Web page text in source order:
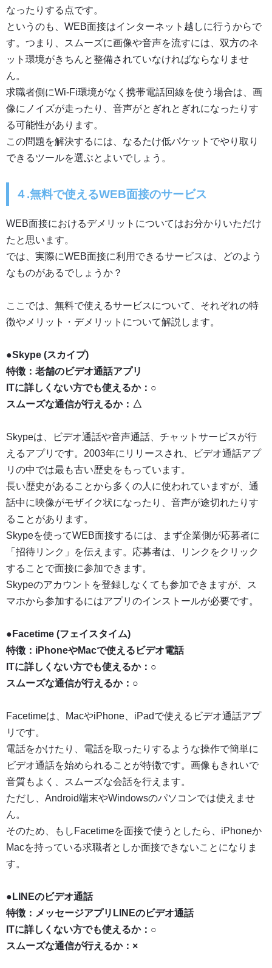
なったりする点です。
というのも、WEB面接はインターネット越しに行うからで
す。つまり、スムーズに画像や音声を流すには、双方のネ
ット環境がきちんと整備されていなければならなりませ
ん。
求職者側にWi-Fi環境がなく携帯電話回線を使う場合は、画
像にノイズが走ったり、音声がとぎれとぎれになったりす
る可能性があります。
この問題を解決するには、なるたけ低パケットでやり取り
できるツールを選ぶとよいでしょう。
４.無料で使えるWEB面接のサービス
WEB面接におけるデメリットについてはお分かりいただけ
たと思います。
では、 実際にWEB面接に利用できるサービスは、どのよう
なものがあるでしょうか？
ここでは、無料で使えるサービスについて、それぞれの特
徴やメリット・デメリットについて解説します。
●Skype (スカイプ)
特徴：老舗のビデオ通話アプリ
ITに詳しくない方でも使えるか：○
スムーズな通信が行えるか：△
Skypeは、ビデオ通話や音声通話、チャットサービスが行
えるアプリです。2003年にリリースされ、ビデオ通話アプ
リの中では最も古い歴史をもっています。
長い歴史があることから多くの人に使われていますが、通
話中に映像がモザイク状になったり、音声が途切れたりす
ることがあります。
Skypeを使ってWEB面接するには、まず企業側が応募者に
「招待リンク」を伝えます。応募者は、リンクをクリック
することで面接に参加できます。
Skypeのアカウントを登録しなくても参加できますが、ス
マホから参加するにはアプリのインストールが必要です。
● Facetime (フェイスタイム)
特徴：iPhoneやMacで使えるビデオ電話
ITに詳しくない方でも使えるか：○
スムーズな通信が行えるか：○
Facetimeは、MacやiPhone、iPadで使えるビデオ通話アプ
リです。
電話をかけたり、電話を取ったりするような操作で簡単に
ビデオ通話を始められることが特徴です。画像もきれいで
音質もよく、スムーズな会話を行えます。
ただし、Android端末やWindowsのパソコンでは使えませ
ん。
そのため、もしFacetimeを面接で使うとしたら、iPhoneか
Macを持っている求職者としか面接できないことになりま
す。
● LINEのビデオ通話
特徴：メッセージアプリLINEのビデオ通話
ITに詳しくない方でも使えるか：○
スムーズな通信が行えるか：×